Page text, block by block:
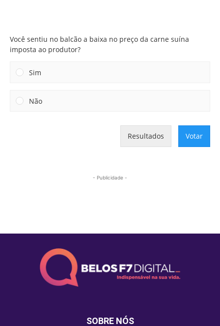
Você sentiu no balcão a baixa no preço da carne suína
imposta ao produtor?
Sim
Não
Resultados Votar
- Publicidade -
SOBRE NÓS